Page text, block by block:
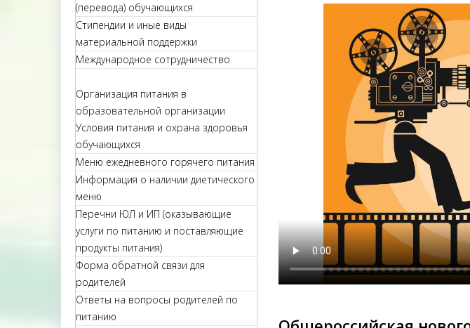
(перевода) обучающихся
Стипендии и иные виды
материальной поддержки
Международное сотрудничество
Организация питания в
образовательной организации
Условия питания и охрана здоровья
обучающихся
Меню ежедневного горячего питания
Информация о наличии диетического
меню
Перечни ЮЛ и ИП (оказывающие
услуги по питанию и поставляющие
продукты питания)
Форма обратной связи для
родителей
Ответы на вопросы родителей по
питанию